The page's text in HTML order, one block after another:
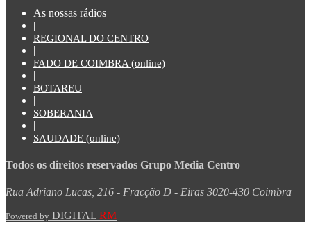
As nossas rádios
|
REGIONAL DO CENTRO
|
FADO DE COIMBRA (online)
|
BOTAREU
|
SOBERANIA
|
SAUDADE (online)
Todos os direitos reservados Grupo Media Centro
Rua Adriano Lucas, 216 - Fracção D - Eiras 3020-430 Coimbra
Powered by DIGITAL RM